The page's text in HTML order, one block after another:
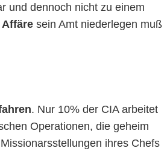
und dennoch nicht zu einem
sein Amt niederlegen muß
. Nur 10% der CIA arbeitet
Operationen, die geheim
ihres Chefs